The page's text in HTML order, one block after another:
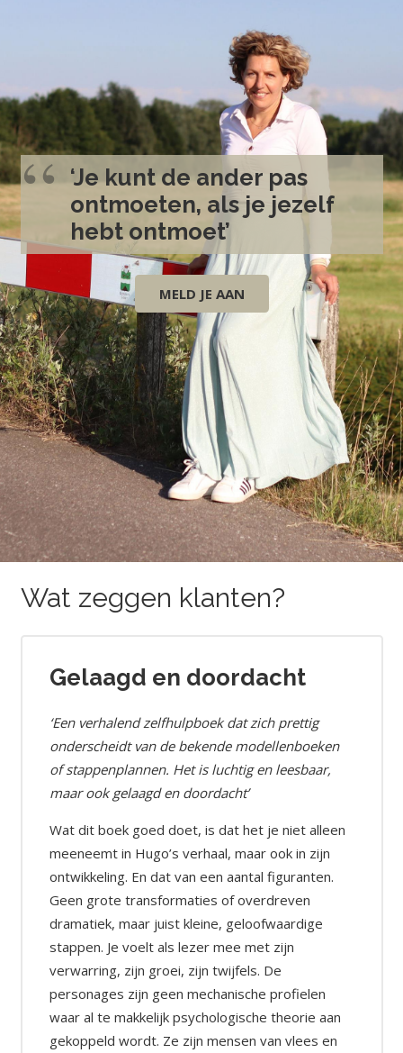
‘Je kunt de ander pas
ontmoeten, als je jezelf
hebt ontmoet’
MELD JE AAN
Wat zeggen klanten?
Gelaagd en doordacht
‘Een verhalend zelfhulpboek dat zich prettig
onderscheidt van de bekende modellenboeken
of stappenplannen. Het is luchtig en leesbaar,
maar ook gelaagd en doordacht’
Wat dit boek goed doet, is dat het je niet alleen
meeneemt in Hugo’s verhaal, maar ook in zijn
ontwikkeling. En dat van een aantal figuranten.
Geen grote transformaties of overdreven
dramatiek, maar juist kleine, geloofwaardige
stappen. Je voelt als lezer mee met zijn
verwarring, zijn groei, zijn twijfels. De
personages zijn geen mechanische profielen
waar al te makkelijk psychologische theorie aan
gekoppeld wordt. Ze zijn mensen van vlees en